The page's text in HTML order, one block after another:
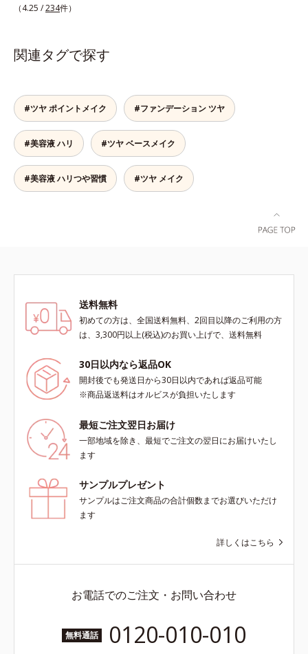
(*)を。ハリ、ツヤを集中ケアする保
触の美容液が角層のすみずみまで浸
透し、肌はもっちり、やわらか。角
に使うのが効果的。より積極的な集
中エイジングケアで、もっちりとし
た、つややかな肌に出合えます。*
年齢に応じたお手入れのこと
（4.25 /234件）
関連タグで探す
#ツヤ ポイントメイク #ファンデーション ツヤ
#美容液 ハリ #ツヤ ベースメイク
#美容液 ハリつや習慣 #ツヤ メイク
送料無料
初めての方は、全国送料無料、2回目以降のご利用の方
は、3,300円以上(税込)のお買い上げで、送料無料
30日以内なら返品OK
開封後でも発送日から30日以内であれば返品可能
※商品返送料はオルビスが負担いたします
最短ご注文翌日お届け
一部地域を除き、最短でご注文の翌日にお届けいたし
ます
サンプルプレゼント
サンプルはご注文商品の合計個数までお選びいただけ
ます
詳しくはこちら
お電話でのご注文・お問い合わせ
無料通話 0120-010-010